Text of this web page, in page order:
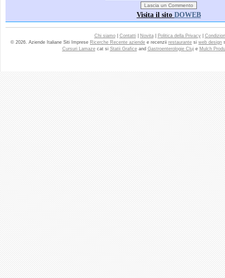
Visita il sito DOWEB
Chi siamo| Contatti| Novita| Politica della Privacy|
© 2026. Aziende Italiane Siti Imprese Ricerche Recente aziende e recenzii restaurante si web design
Cursuri Lamazecat si Statii Graficeand Gastroenterologie Cluje Mulch